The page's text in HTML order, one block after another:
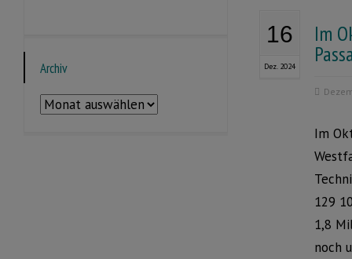
16
Dez. 2024
Im
Im
129
1,8
noch
Archiv
Archiv